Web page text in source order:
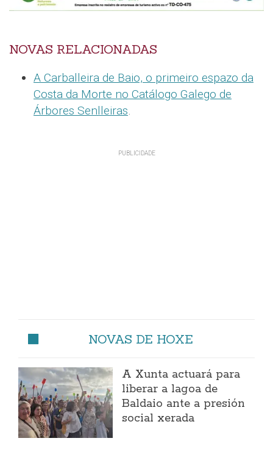
NOVAS RELACIONADAS
A Carballeira de Baio, o primeiro espazo da
Costa da Morte no Catálogo Galego de
Árbores Senlleiras.
NOVAS DE HOXE
A Xunta actuará para
liberar a lagoa de
Baldaio ante a presión
social xerada